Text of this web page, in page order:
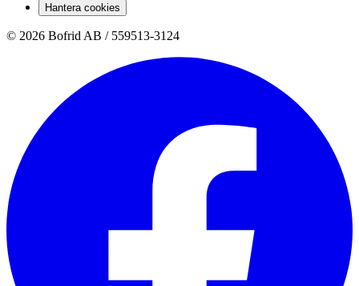
Hantera cookies
© 2026 Bofrid AB / 559513-3124